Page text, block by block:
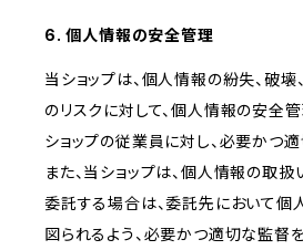
6. 個人情報の安全管理
当ショップは、個人情報の紛失、破
のリスクに対して、個人情報の安全
ショップの従業員に対し、必要かつ
また、当ショップは、個人情報の取
委託する場合は、委託先において個
図られるよう、必要かつ適切な監督を